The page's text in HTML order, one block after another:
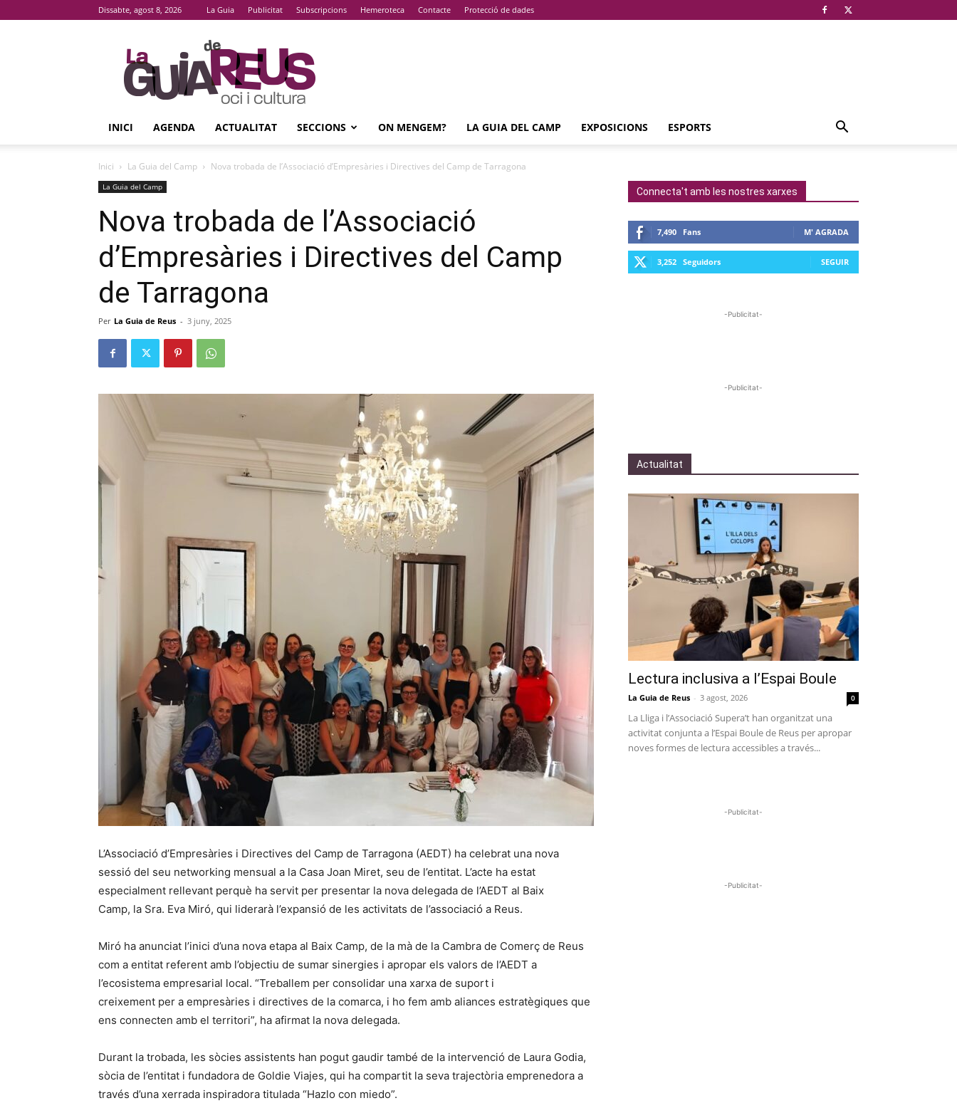
Dissabte, agost 8, 2026 La Guia Publicitat Subscripcions Hemeroteca Contacte Protecció de dades
La
Guia
De
Reus
INICI AGENDA ACTUALITAT SECCIONS ON MENGEM? LA GUIA DEL CAMP EXPOSICIONS ESPORTS
Inici La Guia del Camp Nova trobada de l’Associació d’Empresàries i Directives del Camp de Tarragona
La Guia del Camp
Nova trobada de l’Associació
d’Empresàries i Directives del Camp
de Tarragona
Per La Guia de Reus - 3 juny, 2025
L’Associació d’Empresàries i Directives del Camp de Tarragona (AEDT) ha celebrat una nova
sessió del seu networking mensual a la Casa Joan Miret, seu de l’entitat. L’acte ha estat
especialment rellevant perquè ha servit per presentar la nova delegada de l’AEDT al Baix
Camp, la Sra. Eva Miró, qui liderarà l’expansió de les activitats de l’associació a Reus.
Miró ha anunciat l’inici d’una nova etapa al Baix Camp, de la mà de la Cambra de Comerç de Reus
com a entitat referent amb l’objectiu de sumar sinergies i apropar els valors de l’AEDT a
l’ecosistema empresarial local. “Treballem per consolidar una xarxa de suport i
creixement per a empresàries i directives de la comarca, i ho fem amb aliances estratègiques que
ens connecten amb el territori”, ha afirmat la nova delegada.
Durant la trobada, les sòcies assistents han pogut gaudir també de la intervenció de Laura Godia,
sòcia de l’entitat i fundadora de Goldie Viajes, qui ha compartit la seva trajectòria emprenedora a
través d’una xerrada inspiradora titulada “Hazlo con miedo”.
Connecta't amb les nostres xarxes
7,490 Fans M' AGRADA
3,252 Seguidors SEGUIR
-Publicitat-
-Publicitat-
Actualitat
Lectura inclusiva a l’Espai Boule
La Guia de Reus - 3 agost, 2026 0
La Lliga i l’Associació Supera’t han organitzat una
activitat conjunta a l’Espai Boule de Reus per apropar
noves formes de lectura accessibles a través...
-Publicitat-
-Publicitat-